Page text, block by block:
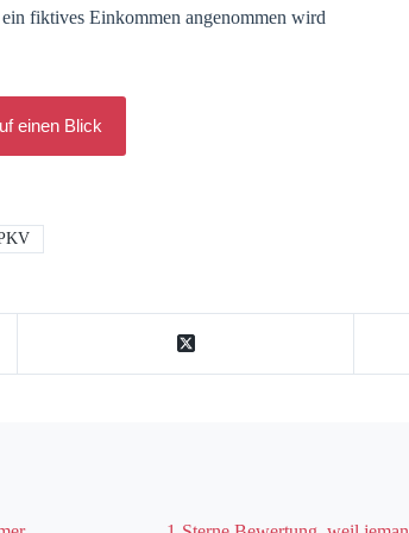
fiktives Einkommen angenommen wird
einen Blick